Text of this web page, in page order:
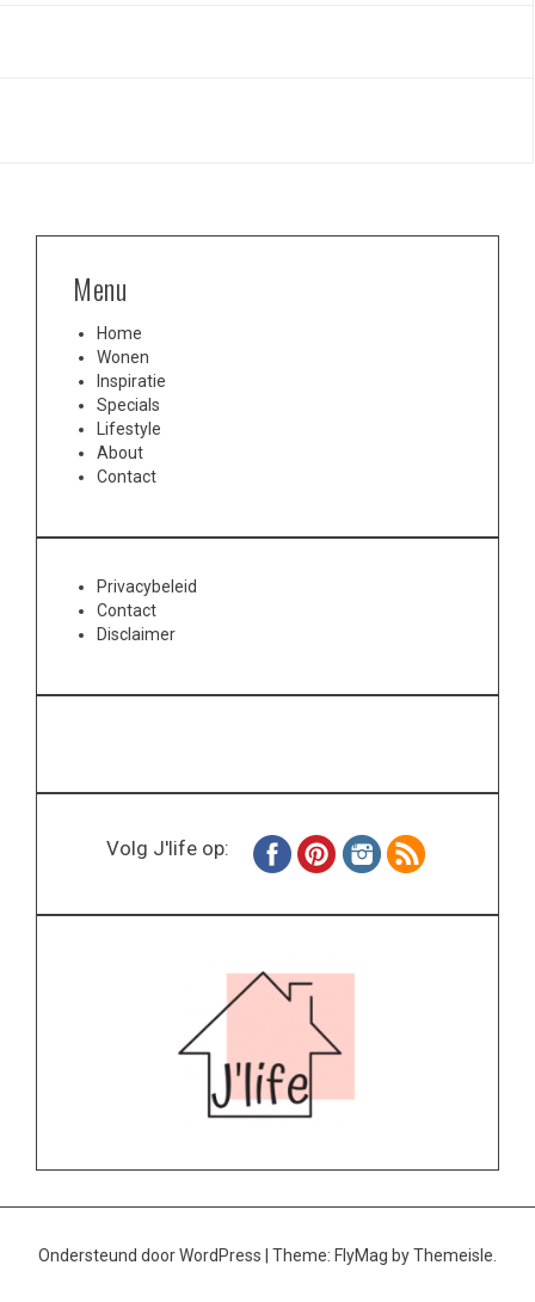
Menu
Home
Wonen
Inspiratie
Specials
Lifestyle
About
Contact
Privacybeleid
Contact
Disclaimer
Volg J'life op:
Ondersteund door WordPress Theme: FlyMag by Themeisle.